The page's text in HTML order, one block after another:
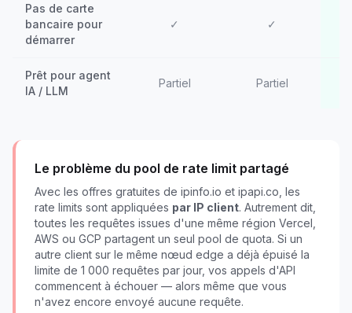
Pas de carte
bancaire pour
démarrer
✓ ✓
Prêt pour agent
IA / LLM
Partiel Partiel
Le problème du pool de rate limit partagé
Avec les offres gratuites de ipinfo.io et ipapi.co, les
rate limits sont appliquées par IP client. Autrement dit,
toutes les requêtes issues d'une même région Vercel,
AWS ou GCP partagent un seul pool de quota. Si un
autre client sur le même nœud edge a déjà épuisé la
limite de 1 000 requêtes par jour, vos appels d'API
commencent à échouer — alors même que vous
n'avez encore envoyé aucune requête.